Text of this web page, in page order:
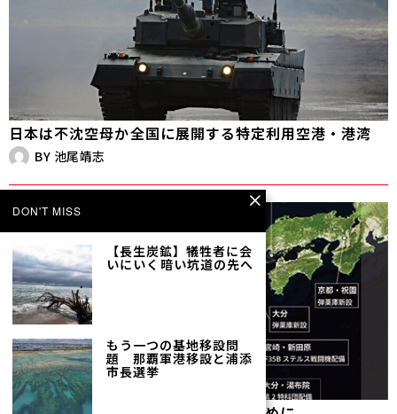
日本は不沈空母か――全国に展開する特定利用空港・港湾
BY 池尾靖志
DON'T MISS
【長生炭鉱】犠牲者に会
いにいく――暗い坑道の先へ
もう一つの基地移設問
題 那覇軍港移設と浦添
市長選挙